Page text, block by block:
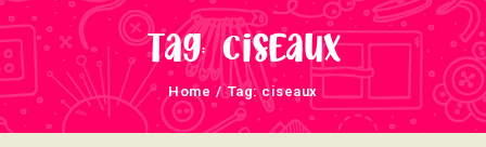
Tag: ciseaux
Home Tag: ciseaux
NOS UNIVERS
ARRIVAGES
ATELIERS ET
ÉVÈNEMENTS